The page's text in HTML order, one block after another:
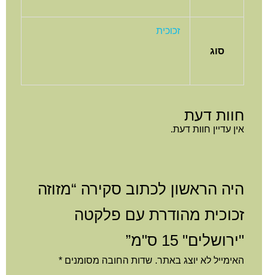
סוג
זכוכית
חוות דעת
אין עדיין חוות דעת.
היה הראשון לכתוב סקירה “מזוזה
זכוכית מהודרת עם פלקטה
"ירושלים" 15 ס"מ”
האימייל לא יוצג באתר. שדות החובה מסומנים *